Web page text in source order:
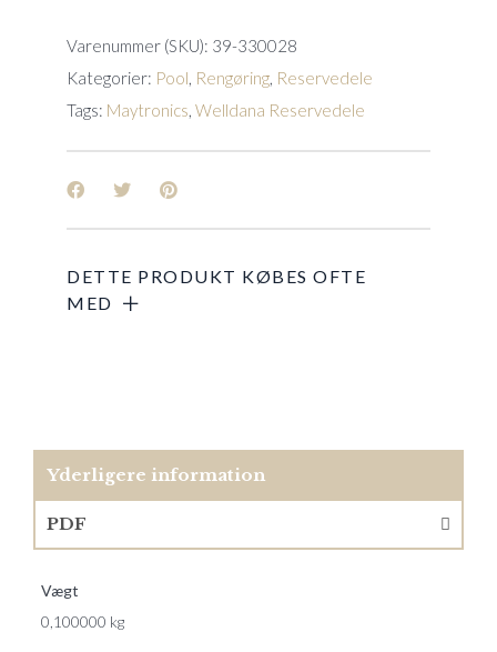
Varenummer (SKU): 39-330028
Kategorier: Pool Rengøring Reservedele
Tags: Maytronics Welldana Reservedele
Yderligere information
PDF
Vægt
0,100000 kg